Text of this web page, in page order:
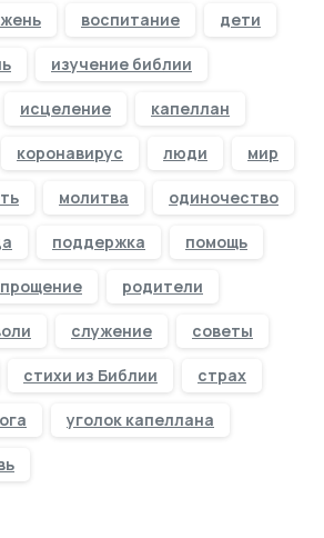
воспитание дети
изучение библии
исцеление капеллан
коронавирус люди мир
молитва одиночество
поддержка помощь
прощение родители
служение советы
стихи из Библии страх
уголок капеллана